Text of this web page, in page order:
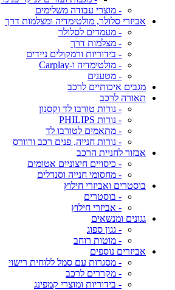
- מוצרי עבודה משלימים
אביזרי סלולר, מולטימדיה ומצלמות דרך
- מעמדים לסלולר
- מצלמות דרך
- בידוריות ורמקולים ניידים
- מולטימדיה ו-Carplay
- מטענים
מגבים איכותיים לרכב
תאורה לרכב
- נורות טורבו לד וקסנון
- נורות PHILIPS
- מתאמים לטורבו לד
- נורות חנייה, פנים רכב ורוורס
אבזור לחניית הרכב
- כיסויים חיצוניים אטומים
- מחסומי חנייה וסנדלים
בוסטרים ואביזרי חילוץ
- בוסטרים
- אביזרי חילוץ
גגונים ומנשאים
- גגון ספוג
- מוטות רוחב
אביזרים נוספים
- מסגרות עם סמל ללוחית רישוי
- מקררים לרכב
- בידוריות ומוצרי קמפינג